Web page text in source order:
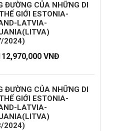
ĐƯỜNG CỦA NHỮNG DI
GIỚI ESTONIA-
LATVIA-
2024)
VNĐ
ĐƯỜNG CỦA NHỮNG DI
GIỚI ESTONIA-
LATVIA-
2024)